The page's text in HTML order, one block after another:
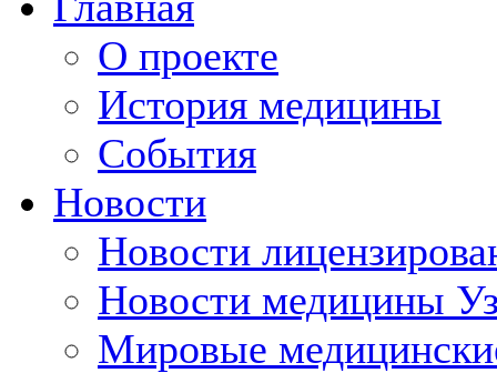
О проекте
История медицины
События
Новости
Новости
Новости медицины
Мировые